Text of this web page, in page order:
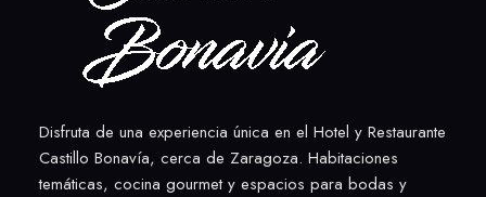
Disfruta de una experiencia única en el Hotel y Restaurante
Castillo Bonavía, cerca de Zaragoza. Habitaciones
temáticas, cocina gourmet y espacios para bodas y